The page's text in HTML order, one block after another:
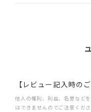
【レビュー記入時のご
他人の権利、利益、名誉など
はできませんのでご注意くださ